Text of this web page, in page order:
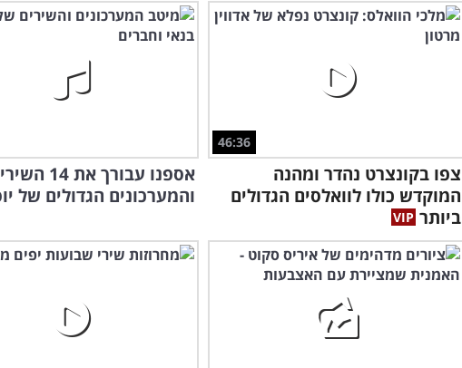
46:36
צפו בקונצרט נהדר ומהנה
המוקדש כולו לוואלסים הגדולים
ביותר
אספנו עבורך את 14
והמערכונים הגדולים של